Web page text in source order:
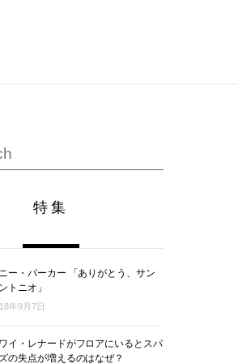
特集
ニー・パーカー 「ありがとう、サン
トニオ」
年9月7日
イ・レナードがフロアにいるとスパ
の失点が増えるのはなぜ？